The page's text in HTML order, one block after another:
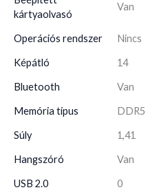
kártyaolvasó
Van
Operációs rendszer Nincs
Képátló 14
Bluetooth Van
Memória típus DDR5
Súly 1,41
Hangszóró Van
USB 2.0 0